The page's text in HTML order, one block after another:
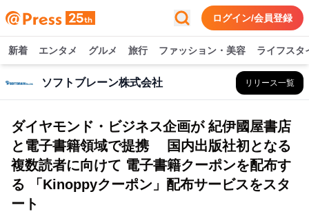
ログイン/会員登録
新着 エンタメ グルメ 旅行 ファッション・美容 ライフスタ
ソフトブレーン株式会社 リリース一覧
ダイヤモンド・ビジネス企画が 紀伊國屋書店
と電子書籍領域で提携 国内出版社初となる
複数読者に向けて 電子書籍クーポンを配布す
る 「Kinoppyクーポン」配布サービスをスタ
ート